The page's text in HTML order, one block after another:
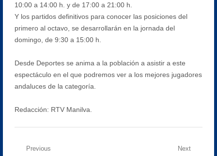
10:00 a 14:00 h. y de 17:00 a 21:00 h.
Y los partidos definitivos para conocer las posiciones del
primero al octavo, se desarrollarán en la jornada del
domingo, de 9:30 a 15:00 h.
Desde Deportes se anima a la población a asistir a este
espectáculo en el que podremos ver a los mejores jugadores
andaluces de la categoría.
Redacción: RTV Manilva.
Navegación
Previous Next